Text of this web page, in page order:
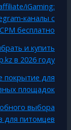
iGaming:
с
бесплатно
и купить
в 2026 году
покрытие для
площадок
выбора
для питомцев